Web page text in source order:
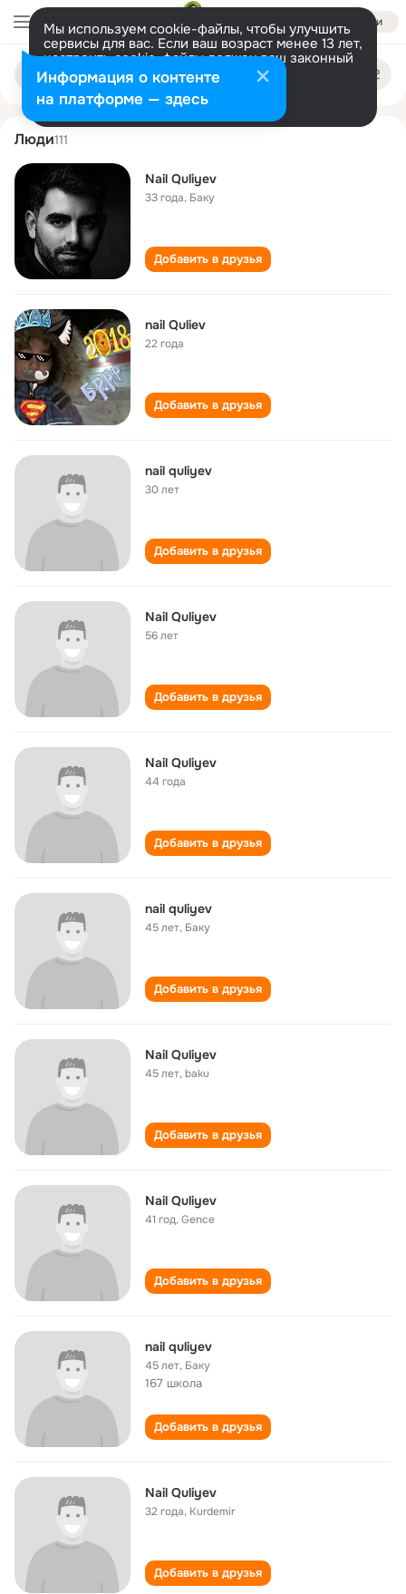
Войти
Мы используем cookie-файлы, чтобы улучшить
сервисы для вас. Если ваш возраст менее 13 лет,
настроить cookie-файлы должен ваш законный
представитель. Больше информации
Разрешить все Настроить
Поиск
людям
nail quliyev
Люди111
Nail Quliyev
33 года, Баку
Добавить в друзья
nail Quliev
22 года
Добавить в друзья
nail quliyev
30 лет
Добавить в друзья
Nail Quliyev
56 лет
Добавить в друзья
Nail Quliyev
44 года
Добавить в друзья
nail quliyev
45 лет, Баку
Добавить в друзья
Nail Quliyev
45 лет,baku
Добавить в друзья
Nail Quliyev
41 год,Gence
Добавить в друзья
nail quliyev
45 лет, Баку
167 школа
Добавить в друзья
Nail Quliyev
32 года, Kurdemir
Добавить в друзья
Информация о контенте
на платформе — здесь